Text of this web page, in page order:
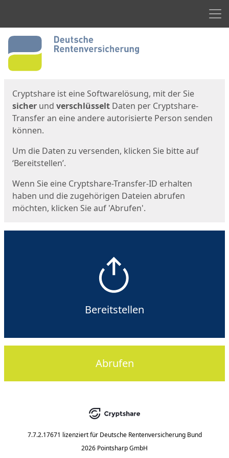
Start
Cryptshare ist eine Softwarelösung, mit der Sie
sicher und verschlüsselt Daten per Cryptshare-
Transfer an eine andere autorisierte Person senden
können.
Um die Daten zu versenden, klicken Sie bitte auf
‘Bereitstellen’.
Wenn Sie eine Cryptshare-Transfer-ID erhalten
haben und die zugehörigen Dateien abrufen
möchten, klicken Sie auf 'Abrufen'.
Bereitstellen
Abrufen
7.7.2.17671 lizenziert für Deutsche Rentenversicherung Bund
2026 Pointsharp GmbH